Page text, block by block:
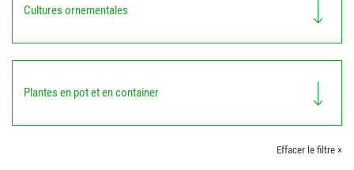
Cultures ornementales
Plantes en pot et en container
Effacer le filtre ×